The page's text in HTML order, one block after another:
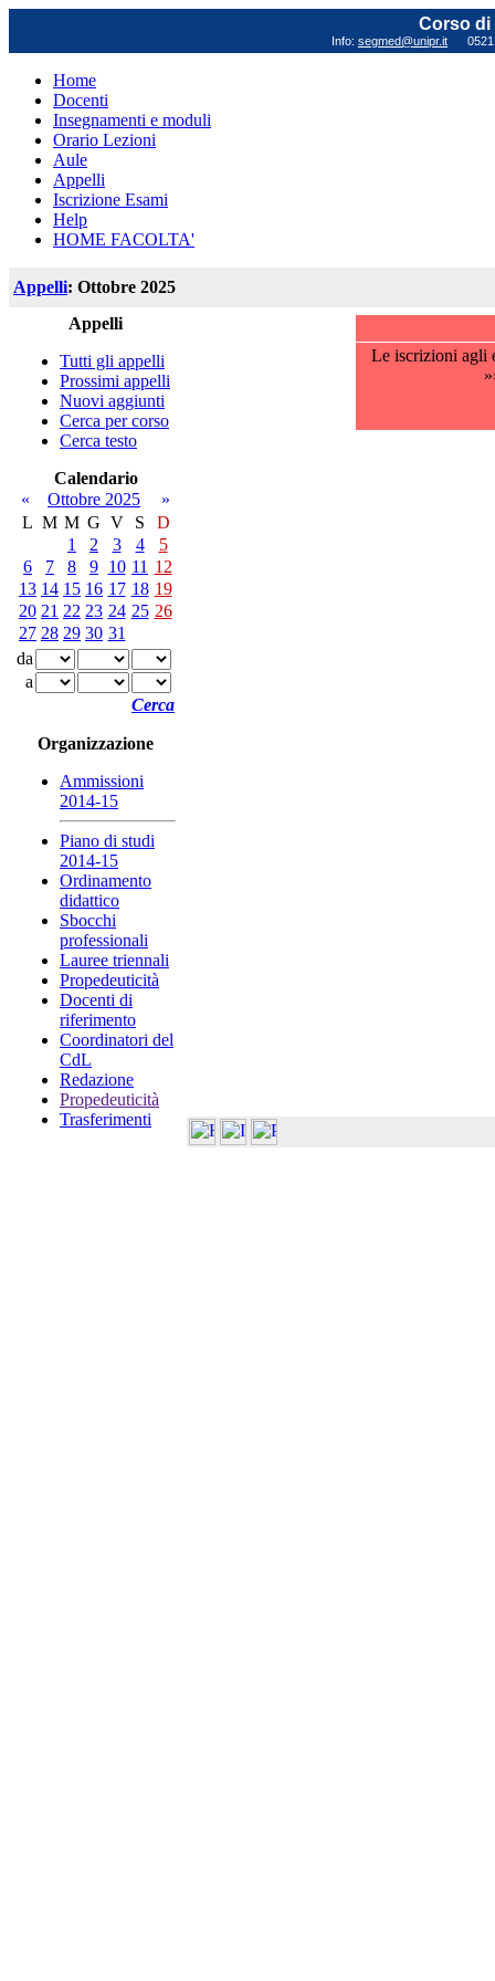
Corso di
Info: segmed@unipr.it
Home
Docenti
Insegnamenti e moduli
Orario Lezioni
Aule
Appelli
Iscrizione Esami
Help
HOME FACOLTA'
Appelli: Ottobre 2025
Appelli
Tutti gli appelli
Prossimi appelli
Nuovi aggiunti
Cerca per corso
Cerca testo
Calendario
«
Ottobre 2025
»
L M M G V S
D
1
2 3 4
5
6
7 8 9 10 11 12
13 14 15 16 17 18 19
20 21 22 23 24 25 26
27 28 29 30 31
da
a
Cerca
Organizzazione
Ammissioni
2014-15
Piano di studi
2014-15
Ordinamento
didattico
Sbocchi
professionali
Lauree triennali
Propedeuticità
Docenti di
riferimento
Coordinatori del
CdL
Redazione
Propedeuticità
Trasferimenti
Le iscrizioni agli